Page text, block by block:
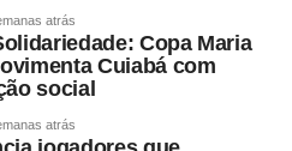
atrás
Copa Maria
Cuiabá com
social
atrás